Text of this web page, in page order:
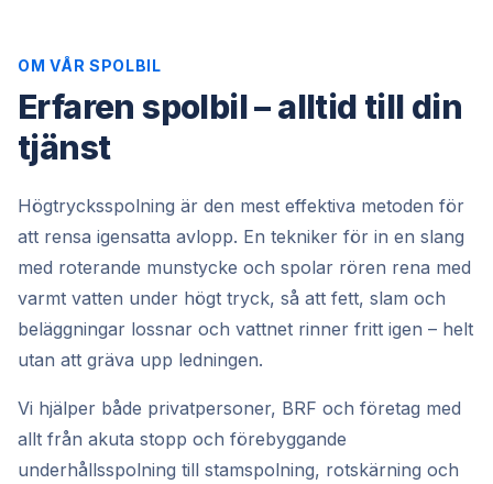
OM VÅR SPOLBIL
Erfaren spolbil – alltid till din
tjänst
Högtrycksspolning är den mest effektiva metoden för
att rensa igensatta avlopp. En tekniker för in en slang
med roterande munstycke och spolar rören rena med
varmt vatten under högt tryck, så att fett, slam och
beläggningar lossnar och vattnet rinner fritt igen – helt
utan att gräva upp ledningen.
Vi hjälper både privatpersoner, BRF och företag med
allt från akuta stopp och förebyggande
underhållsspolning till stamspolning, rotskärning och